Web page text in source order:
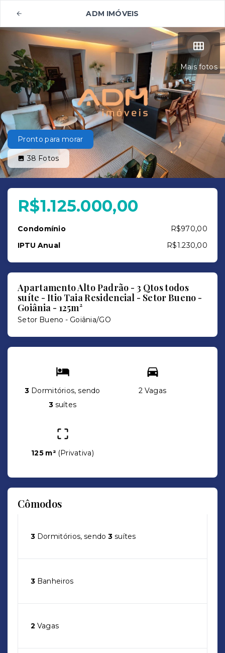
ADM IMÓVEIS
Mais fotos
Pronto para morar
38 Fotos
R$1.125.000,00
Condomínio
R$970,00
IPTU Anual
R$1.230,00
Apartamento Alto Padrão - 3 Qtos todos
suíte - Itio Taia Residencial - Setor Bueno -
Goiânia - 125m²
Setor Bueno - Goiânia/GO
3 Dormitórios, sendo
3suítes
2 Vagas
125 m² (Privativa)
Cômodos
3 Dormitórios, sendo3 suítes
3 Banheiros
2 Vagas